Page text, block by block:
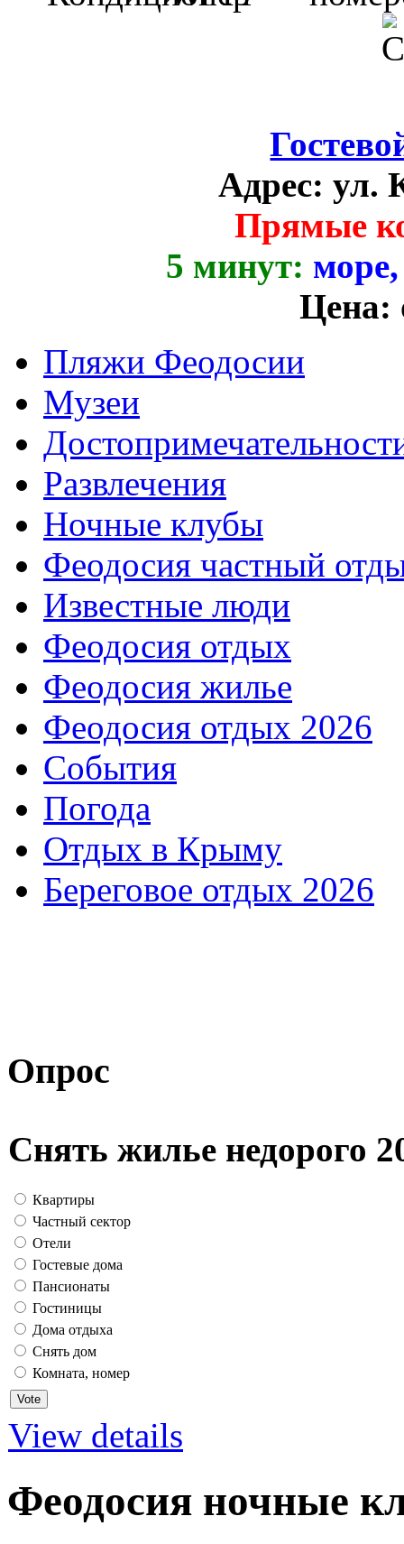
Адрес: ул.
Прямые
5 минут:
Цена:
Пляжи Феодосии
Музеи
Развлечения
Ночные клубы
Феодосия частный
Известные люди
Феодосия отдых
Феодосия жилье
Феодосия отдых 2026
События
Погода
Отдых в Крыму
Береговое отдых 2026
Опрос
Снять жилье недорого
Квартиры
Частный сектор
Отели
Гостевые дома
Пансионаты
Гостиницы
Дома отдыха
Снять дом
Комната, номер
View details
Феодосия ночные